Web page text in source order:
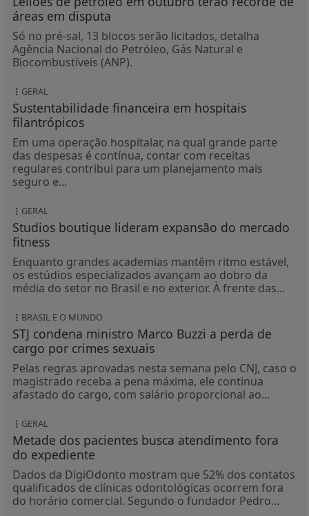
regulares contribui para um planejamento mais
seguro e...
GERAL
Studios boutique lideram expansão do mercado
Enquanto grandes academias mantêm ritmo estável,
os estúdios especializados avançam ao dobro da
média do setor no Brasil e no exterior. À frente das...
BRASIL E O MUNDO
STJ condena ministro Marco Buzzi a perda de
cargo por crimes sexuais
Pelas regras aprovadas nesta semana pelo CNJ, caso o
magistrado receba a pena máxima, ele continua
afastado do cargo, com salário proporcional ao...
GERAL
Metade dos pacientes busca atendimento fora
do expediente
Dados da DigiOdonto mostram que 52% dos contatos
qualificados de clínicas odontológicas ocorrem fora
do horário comercial. Segundo o fundador Pedro...
Não possui uma conta?